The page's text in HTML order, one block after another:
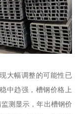
大幅调整的可能性已
中趋强，槽钢价格上
测显示，年出槽钢价